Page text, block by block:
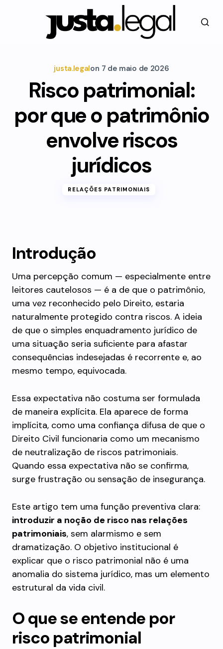
justa.legalon 7 de maio de 2026
Risco patrimonial:
por que o patrimônio
envolve riscos
jurídicos
RELAÇÕES PATRIMONIAIS
Introdução
Uma percepção comum — especialmente entre
leitores cautelosos — é a de que o patrimônio,
uma vez reconhecido pelo Direito, estaria
naturalmente protegido contra riscos. A ideia
de que o simples enquadramento jurídico de
uma situação seria suficiente para afastar
consequências indesejadas é recorrente e, ao
mesmo tempo, equivocada.
Essa expectativa não costuma ser formulada
de maneira explícita. Ela aparece de forma
implícita, como uma confiança difusa de que o
Direito Civil funcionaria como um mecanismo
de neutralização de riscos patrimoniais.
Quando essa expectativa não se confirma,
surge frustração ou sensação de insegurança.
Este artigo tem uma função preventiva clara:
introduzir a noção de risco nas relações
patrimoniais, sem alarmismo e sem
dramatização. O objetivo institucional é
explicar que o risco patrimonial não é uma
anomalia do sistema jurídico, mas um elemento
estrutural da vida civil.
O que se entende por
risco patrimonial